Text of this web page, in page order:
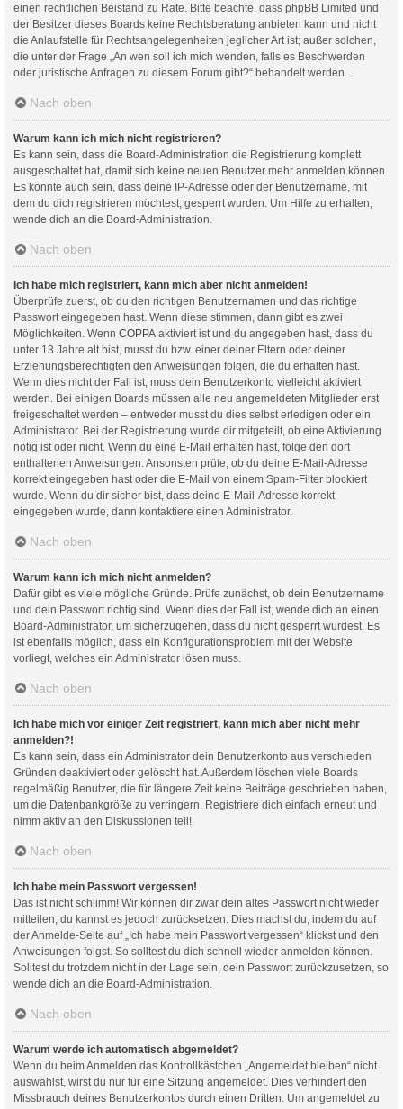
einen rechtlichen Beistand zu Rate. Bitte beachte, dass phpBB Limited und
der Besitzer dieses Boards keine Rechtsberatung anbieten kann und nicht
die Anlaufstelle für Rechtsangelegenheiten jeglicher Art ist; außer solchen,
die unter der Frage „An wen soll ich mich wenden, falls es Beschwerden
oder juristische Anfragen zu diesem Forum gibt?“ behandelt werden.
Nach oben
Warum kann ich mich nicht registrieren?
Es kann sein, dass die Board-Administration die Registrierung komplett
ausgeschaltet hat, damit sich keine neuen Benutzer mehr anmelden können.
Es könnte auch sein, dass deine IP-Adresse oder der Benutzername, mit
dem du dich registrieren möchtest, gesperrt wurden. Um Hilfe zu erhalten,
wende dich an die Board-Administration.
Nach oben
Ich habe mich registriert, kann mich aber nicht anmelden!
Überprüfe zuerst, ob du den richtigen Benutzernamen und das richtige
Passwort eingegeben hast. Wenn diese stimmen, dann gibt es zwei
Möglichkeiten. Wenn COPPA aktiviert ist und du angegeben hast, dass du
unter 13 Jahre alt bist, musst du bzw. einer deiner Eltern oder deiner
Erziehungsberechtigten den Anweisungen folgen, die du erhalten hast.
Wenn dies nicht der Fall ist, muss dein Benutzerkonto vielleicht aktiviert
werden. Bei einigen Boards müssen alle neu angemeldeten Mitglieder erst
freigeschaltet werden – entweder musst du dies selbst erledigen oder ein
Administrator. Bei der Registrierung wurde dir mitgeteilt, ob eine Aktivierung
nötig ist oder nicht. Wenn du eine E-Mail erhalten hast, folge den dort
enthaltenen Anweisungen. Ansonsten prüfe, ob du deine E-Mail-Adresse
korrekt eingegeben hast oder die E-Mail von einem Spam-Filter blockiert
wurde. Wenn du dir sicher bist, dass deine E-Mail-Adresse korrekt
eingegeben wurde, dann kontaktiere einen Administrator.
Nach oben
Warum kann ich mich nicht anmelden?
Dafür gibt es viele mögliche Gründe. Prüfe zunächst, ob dein Benutzername
und dein Passwort richtig sind. Wenn dies der Fall ist, wende dich an einen
Board-Administrator, um sicherzugehen, dass du nicht gesperrt wurdest. Es
ist ebenfalls möglich, dass ein Konfigurationsproblem mit der Website
vorliegt, welches ein Administrator lösen muss.
Nach oben
Ich habe mich vor einiger Zeit registriert, kann mich aber nicht mehr
anmelden?!
Es kann sein, dass ein Administrator dein Benutzerkonto aus verschieden
Gründen deaktiviert oder gelöscht hat. Außerdem löschen viele Boards
regelmäßig Benutzer, die für längere Zeit keine Beiträge geschrieben haben,
um die Datenbankgröße zu verringern. Registriere dich einfach erneut und
nimm aktiv an den Diskussionen teil!
Nach oben
Ich habe mein Passwort vergessen!
Das ist nicht schlimm! Wir können dir zwar dein altes Passwort nicht wieder
mitteilen, du kannst es jedoch zurücksetzen. Dies machst du, indem du auf
der Anmelde-Seite auf „Ich habe mein Passwort vergessen“ klickst und den
Anweisungen folgst. So solltest du dich schnell wieder anmelden können.
Solltest du trotzdem nicht in der Lage sein, dein Passwort zurückzusetzen, so
wende dich an die Board-Administration.
Nach oben
Warum werde ich automatisch abgemeldet?
Wenn du beim Anmelden das Kontrollkästchen „Angemeldet bleiben“ nicht
auswählst, wirst du nur für eine Sitzung angemeldet. Dies verhindert den
Missbrauch deines Benutzerkontos durch einen Dritten. Um angemeldet zu